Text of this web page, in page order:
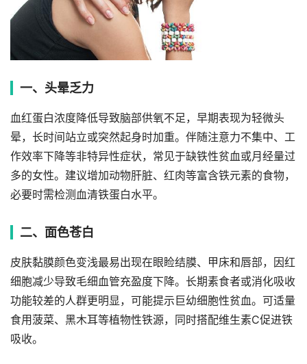
一、头晕乏力
血红蛋白浓度降低导致脑部供氧不足，早期表现为轻微头
晕，长时间站立或突然起身时加重。伴随注意力不集中、工
作效率下降等非特异性症状，常见于缺铁性贫血或月经量过
多的女性。建议增加动物肝脏、红肉等富含铁元素的食物，
必要时需检测血清铁蛋白水平。
二、面色苍白
皮肤黏膜颜色变浅最易出现在眼睑结膜、甲床和唇部，因红
细胞减少导致毛细血管充盈度下降。长期素食者或消化吸收
功能较差的人群更明显，可能提示巨幼细胞性贫血。可适量
食用菠菜、黑木耳等植物性铁源，同时搭配维生素C促进铁
吸收。